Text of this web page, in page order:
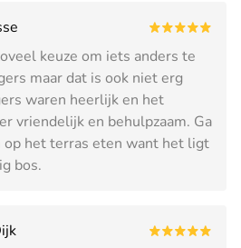
keuze om iets anders te
maar dat is ook niet erg
waren heerlijk en het
vriendelijk en behulpzaam. Ga
op het terras eten want het ligt
bos.